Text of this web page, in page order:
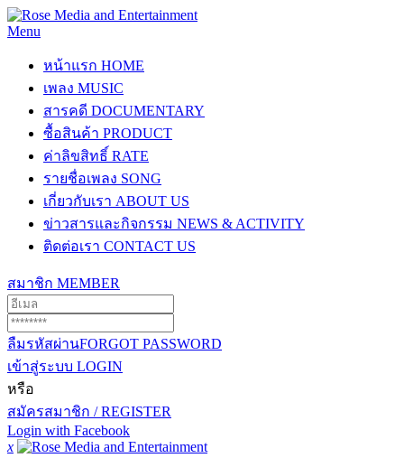
Menu
หน้าแรก HOME
เพลง MUSIC
สารคดี DOCUMENTARY
ซื้อสินค้า PRODUCT
ค่าลิขสิทธิ์ RATE
รายชื่อเพลง SONG
เกี่ยวกับเรา ABOUT US
ข่าวสารและกิจกรรม NEWS & ACTIVITY
ติดต่อเรา CONTACT US
สมาชิก MEMBER
ลืมรหัสผ่านFORGOT PASSWORD
เข้าสู่ระบบ LOGIN
หรือ
สมัครสมาชิก / REGISTER
Login with Facebook
x